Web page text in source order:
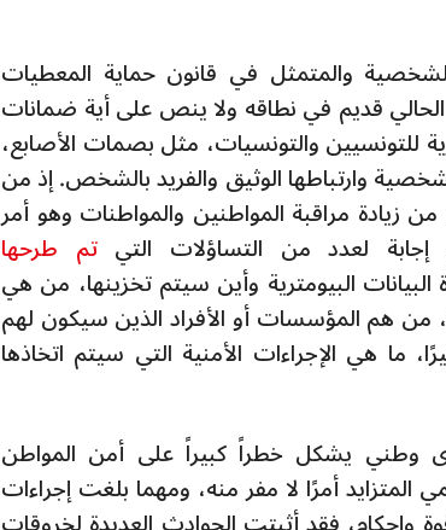
والمتمثل في قانون حماية المعطيات
القانون الحالي قديم في نطاقه ولا ينص على أية ضمانات
للتونسيين والتونسيات، مثل بصمات الأصابع،
وارتباطها الوثيق والفريد بالشخص. إذ من
زيادة مراقبة المواطنين والمواطنات وهو أمر
لعدد من التساؤلات التيتم طرحها
البيومترية وأين سيتم تخزينها، من هي
من هم المؤسسات أو الأفراد الذين سيكون لهم
ما هي الإجراءات الأمنية التي سيتم اتخاذها
وطني يشكل خطراً كبيراً على أمن المواطن
أمرًا لا مفر منه، ومهما بلغت إجراءات